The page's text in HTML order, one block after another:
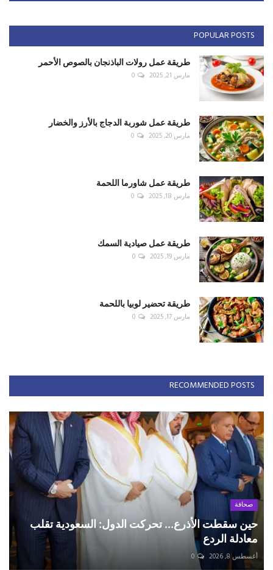
POPULAR POSTS
طريقة عمل رولات الباذنجان بالصوص الأحمر
مارس 21, 2025 0
طريقة عمل شوربة الدجاج بالأرز والخضار
مارس 20, 2025 0
طريقة عمل شاورما اللحمة
مارس 18, 2025 0
طريقة عمل صيادية السمك
مارس 19, 2025 0
طريقة تحضير لوبيا باللحمة
مارس 17, 2025 0
RECOMMENDED POSTS
صحافة
حين سقطت الأذرع... تحركت الدول: السعودية تقلب
معادلة الردع
أغسطس 8, 2026 0